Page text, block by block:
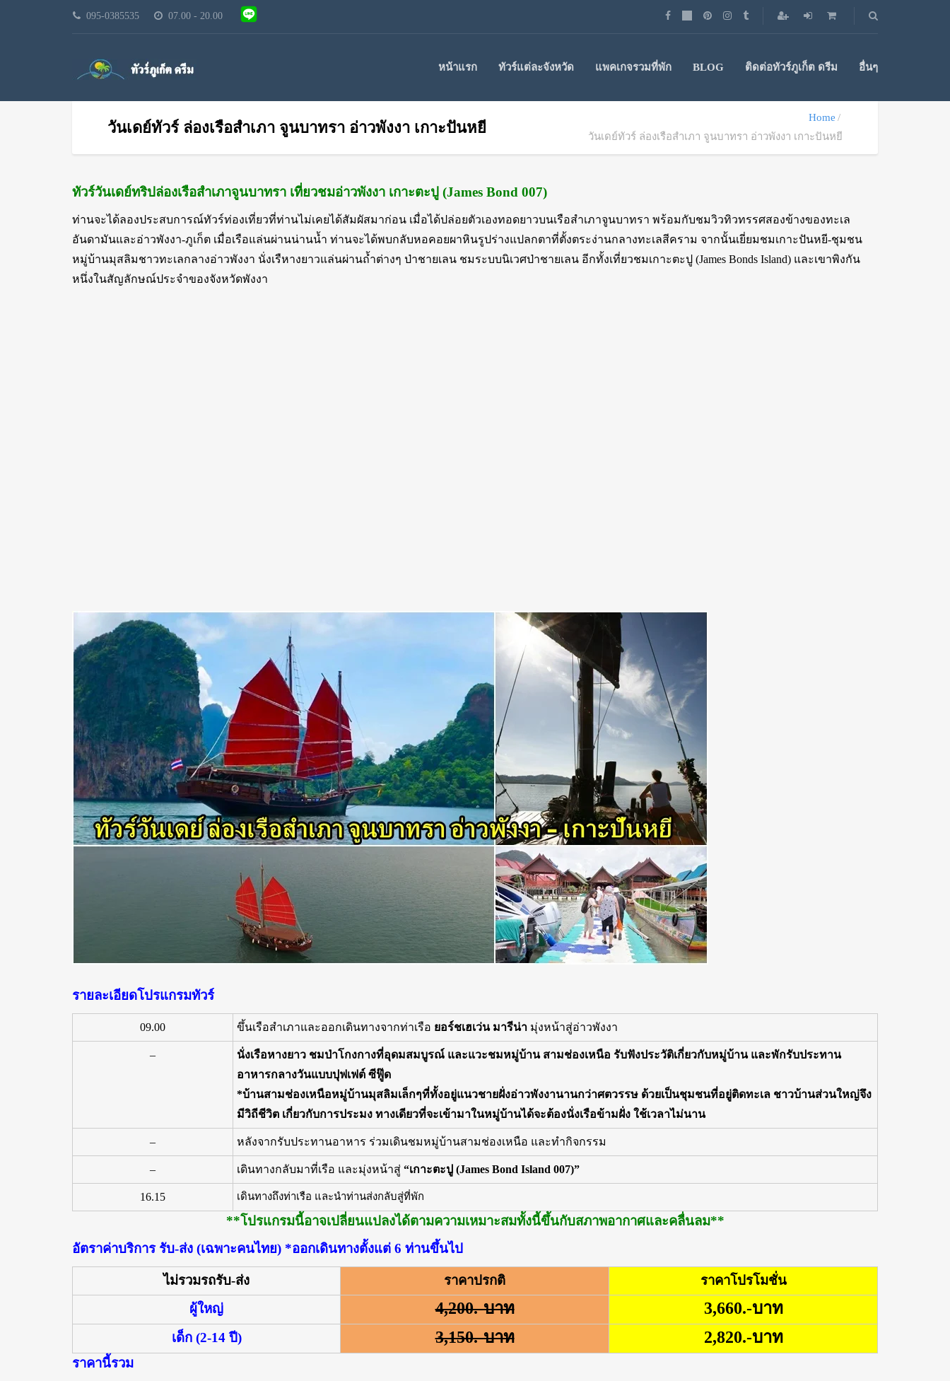
095-0385535 07.00 - 20.00
หน้าแรก ทัวร์แต่ละจังหวัด แพคเกจรวมที่พัก BLOG ติดต่อทัวร์ภูเก็ต ดรีม อื่นๆ
วันเดย์ทัวร์ ล่องเรือสำเภา จูนบาทรา อ่าวพังงา เกาะปันหยี
Home
วันเดย์ทัวร์ ล่องเรือสำเภา จูนบาทรา อ่าวพังงา เกาะปันหยี
ทัวร์วันเดย์ทริปล่องเรือสำเภาจูนบาทรา เที่ยวชมอ่าวพังงา เกาะตะปู (James Bond 007)
ท่านจะได้ลองประสบการณ์ทัวร์ท่องเที่ยวที่ท่านไม่เคยได้สัมผัสมาก่อน เมื่อได้ปล่อยตัวเองทอดยาวบนเรือสำเภาจูนบาทรา พร้อมกับชมวิวทิวทรรศสองข้างของทะเล
อันดามันและอ่าวพังงา-ภูเก็ต เมื่อเรือแล่นผ่านน่านน้ำ ท่านจะได้พบกลับหอคอยผาหินรูปร่างแปลกตาที่ตั้งตระง่านกลางทะเลสีคราม จากนั้นเยี่ยมชมเกาะปันหยี-ชุมชน
หมู่บ้านมุสลิมชาวทะเลกลางอ่าวพังงา นั่งเรืหางยาวแล่นผ่านถ้ำต่างๆ ป่าชายเลน ชมระบบนิเวศป่าชายเลน อีกทั้งเที่ยวชมเกาะตะปู (James Bonds Island) และเขาพิงกัน
หนึ่งในสัญลักษณ์ประจำของจังหวัดพังงา
รายละเอียดโปรแกรมทัวร์
09.00 ขึ้นเรือสำเภาและออกเดินทางจากท่าเรือ ยอร์ชเฮเว่น มารีน่า มุ่งหน้าสู่อ่าวพังงา
–
นั่งเรือหางยาว ชมป่าโกงกางที่อุดมสมบูรณ์ และแวะชมหมู่บ้าน สามช่องเหนือ รับฟังประวัติเกี่ยวกับหมู่บ้าน และพักรับประทาน
อาหารกลางวันแบบปุฟเฟต์ ซีฟู๊ด
*บ้านสามช่องเหนือหมู่บ้านมุสลิมเล็กๆที่ทั้งอยู่แนวชายฝั่งอ่าวพังงานานกว่าศตวรรษ ด้วยเป็นชุมชนที่อยู่ติดทะเล ชาวบ้านส่วนใหญ่จึง
มีวิถีชีวิต เกี่ยวกับการประมง ทางเดียวที่จะเข้ามาในหมู่บ้านได้จะต้องนั่งเรือข้ามฝั่ง ใช้เวลาไม่นาน
– หลังจากรับประทานอาหาร ร่วมเดินชมหมู่บ้านสามช่องเหนือ และทำกิจกรรม
– เดินทางกลับมาที่เรือ และมุ่งหน้าสู่ “เกาะตะปู (James Bond Island 007)”
16.15 เดินทางถึงท่าเรือ และนำท่านส่งกลับสู่ที่พัก
**โปรแกรมนี้อาจเปลี่ยนแปลงได้ตามความเหมาะสมทั้งนี้ขึ้นกับสภาพอากาศและคลื่นลม**
อัตราค่าบริการ รับ-ส่ง (เฉพาะคนไทย) *ออกเดินทางตั้งแต่ 6 ท่านขึ้นไป
ไม่รวมรถรับ-ส่ง ราคาปรกติ
ราคาโปรโมชั่น
ผู้ใหญ่
4,200.-บาท 3,660.-บาท
เด็ก (2-14 ปี) 3,150.-บาท 2,820.-บาท
ราคานี้รวม